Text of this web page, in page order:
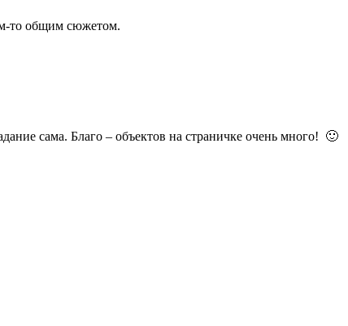
то общим сюжетом.
сама. Благо – объектов на страничке очень много! 🙂